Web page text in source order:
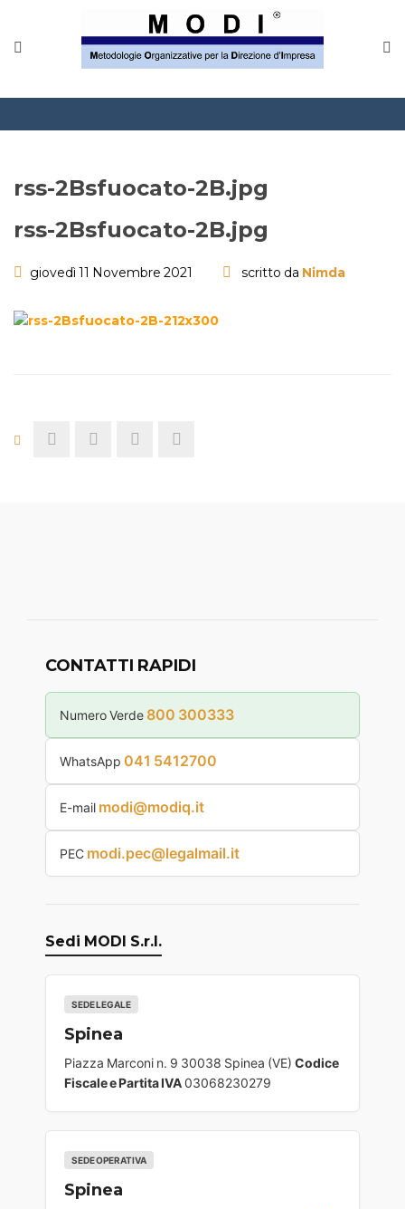
rss-2Bsfuocato-2B.jpg
rss-2Bsfuocato-2B.jpg
giovedì 11 Novembre 2021 scritto da Nimda
CONTATTI RAPIDI
Numero Verde 800 300333
WhatsApp 041 5412700
E-mail modi@modiq.it
PEC modi.pec@legalmail.it
Sedi MODI S.r.l.
SEDE LEGALE
Spinea
Piazza Marconi n. 9 30038 Spinea (VE) Codice
Fiscale e Partita IVA03068230279
SEDE OPERATIVA
Spinea